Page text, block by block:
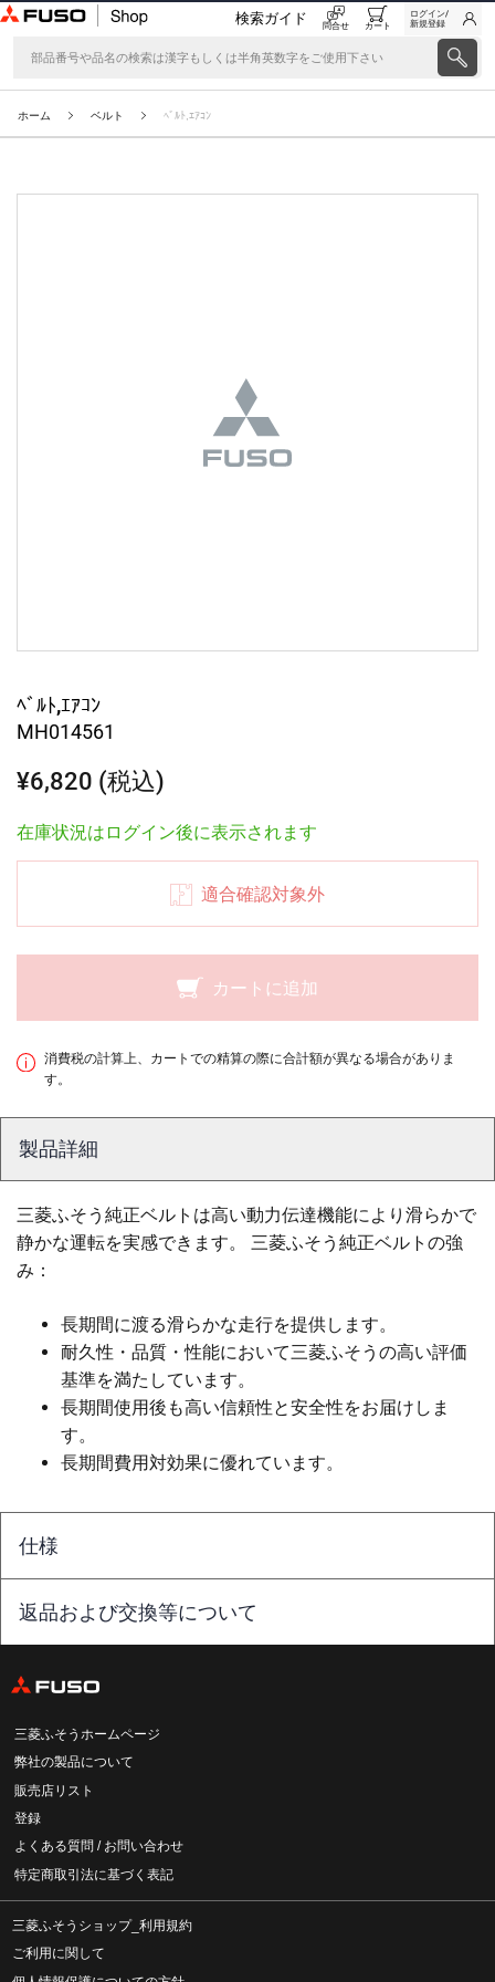
検索ガイド 問合せ カート
ログイン/
新規登録
ホーム ベルト ﾍﾞﾙﾄ,ｴｱｺﾝ
ﾍﾞﾙﾄ,ｴｱｺﾝ
MH014561
¥6,820 (税込)
在庫状況はログイン後に表示されます
適合確認対象外
カートに追加
消費税の計算上、カートでの精算の際に合計額が異なる場合がありま
す。
製品詳細
三菱ふそう純正ベルトは高い動力伝達機能により滑らかで
静かな運転を実感できます。 三菱ふそう純正ベルトの強
み：
長期間に渡る滑らかな走行を提供します。
耐久性・品質・性能において三菱ふそうの高い評価
基準を満たしています。
長期間使用後も高い信頼性と安全性をお届けしま
す。
長期間費用対効果に優れています。
仕様
返品および交換等について
三菱ふそうホームページ
弊社の製品について
販売店リスト
登録
よくある質問 / お問い合わせ
特定商取引法に基づく表記
三菱ふそうショップ_利用規約
ご利用に関して